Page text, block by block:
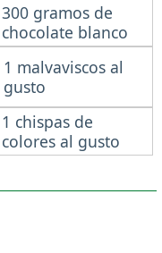
300 gramos de
chocolate blanco
1 malvaviscos al
gusto
1 chispas de
colores al gusto